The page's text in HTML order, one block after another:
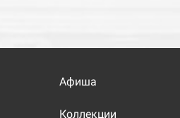
Афиша
Коллекции